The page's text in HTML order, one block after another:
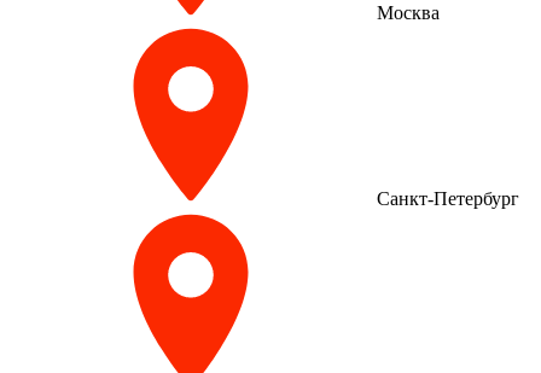
Москва
Санкт-Петербург